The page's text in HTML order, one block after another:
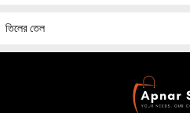
তিলের তেল